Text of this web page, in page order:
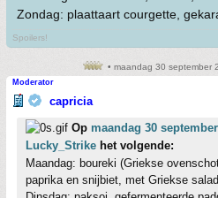
Zondag: plaattaart courgette,
Spoilers!
• maandag 30 september
Moderator
capricia
Op maandag 30
Lucky_Strike het volgende:
Maandag: boureki (Griekse
paprika en snijbiet, met Griekse